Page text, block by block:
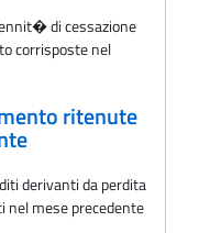
di cessazione
corrisposte nel
ritenute
derivanti da perdita
nel mese precedente